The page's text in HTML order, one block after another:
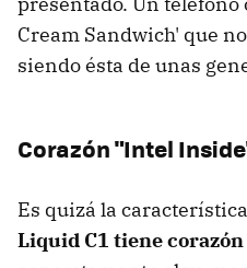
Cream Sandwich' que
siendo ésta de unas
Corazón "Intel
Es quizá la
Liquid C1 tiene